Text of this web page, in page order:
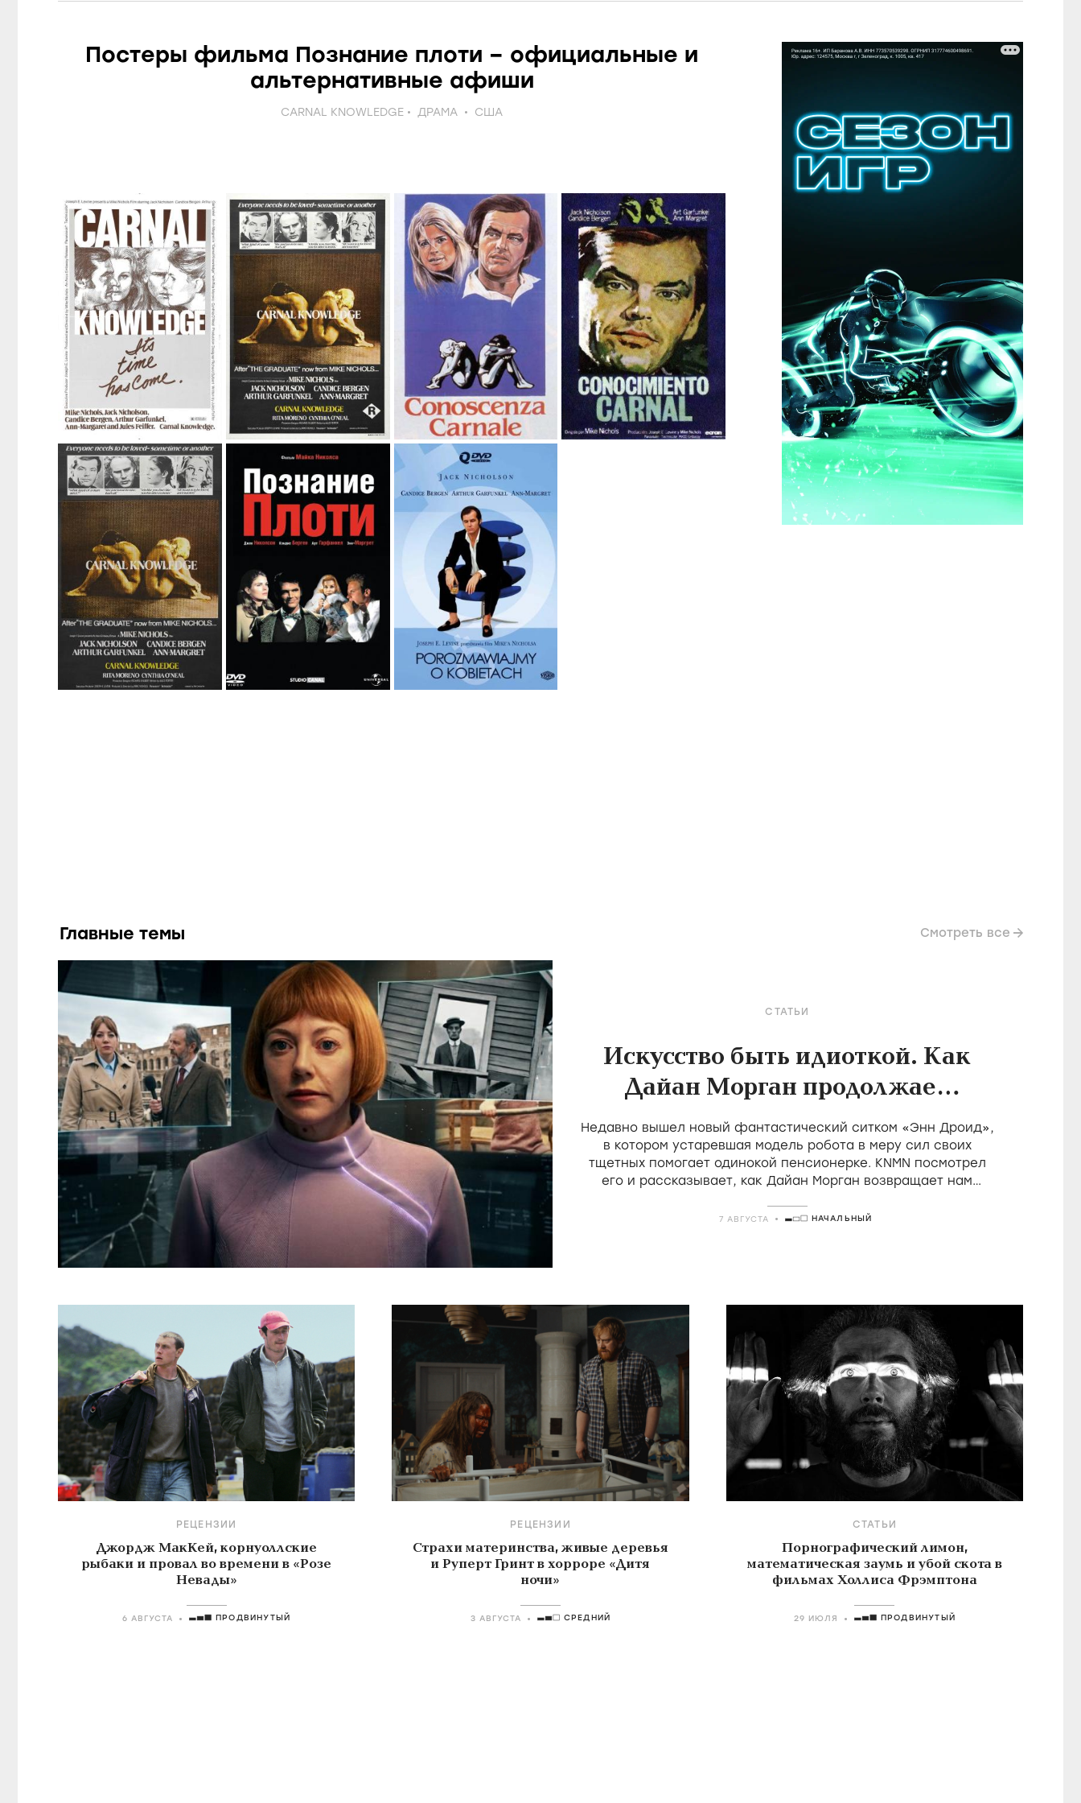
Постеры фильма Познание плоти – официальные и
альтернативные афиши
CARNAL KNOWLEDGE ДРАМА США
Главные темы Смотреть все
СТАТЬИ
Искусство быть идиоткой. Как
Дайан Морган продолжает
последнюю великую
традицию британской
комедии
Недавно вышел новый фантастический ситком «Энн Дроид»,
в котором устаревшая модель робота в меру сил своих
тщетных помогает одинокой пенсионерке. KNMN посмотрел
его и рассказывает, как Дайан Морган возвращает нам
7 АВГУСТА НАЧАЛЬНЫЙ
РЕЦЕНЗИИ
Джордж МакКей, корнуоллские
рыбаки и провал во времени в «Розе
Невады»
6 АВГУСТА ПРОДВИНУТЫЙ
РЕЦЕНЗИИ
Страхи материнства, живые деревья
и Руперт Гринт в хорроре «Дитя
ночи»
3 АВГУСТА СРЕДНИЙ
СТАТЬИ
Порнографический лимон,
математическая заумь и убой скота в
фильмах Холлиса Фрэмптона
29 ИЮЛЯ ПРОДВИНУТЫЙ